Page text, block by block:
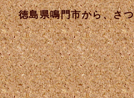
徳島県鳴門市から、さ